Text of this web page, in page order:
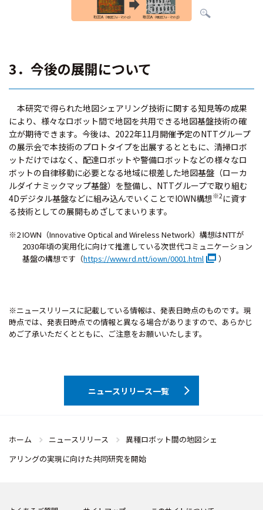
3．今後の展開について
本研究で得られた地図シェアリング技術に関する知見等の成果
により、様々なロボット間で地図を共用できる地図基盤技術の確
立が期待できます。今後は、2022年11月開催予定のNTTグループ
の展示会で本技術のプロトタイプを出展するとともに、清掃ロボ
ットだけではなく、配達ロボットや警備ロボットなどの様々なロ
ボットの自律移動に必要となる地域に根差した地図基盤（ローカ
ルダイナミックマップ基盤）を整備し、NTTグループで取り組む
4Dデジタル基盤などに組み込んでいくことでIOWN構想※2に資す
る技術としての展開もめざしてまいります。
※2 IOWN（Innovative Optical and Wireless Network）構想はNTTが
2030年頃の実用化に向けて推進している次世代コミュニケーション
基盤の構想です（https://www.rd.ntt/iown/0001.html ）
※ニュースリリースに記載している情報は、発表日時点のものです。現
時点では、発表日時点での情報と異なる場合がありますので、あらかじ
めご了承いただくとともに、ご注意をお願いいたします。
ニュースリリース一覧
ホーム ニュースリリース
異種ロボット間の地図シェ
アリングの実現に向けた共同研究を開始